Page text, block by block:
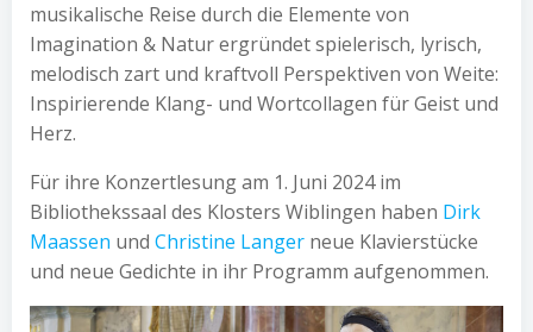
musikalische Reise durch die Elemente von
Imagination & Natur ergründet spielerisch, lyrisch,
melodisch zart und kraftvoll Perspektiven von Weite:
Inspirierende Klang- und Wortcollagen für Geist und
Herz.
Für ihre Konzertlesung am 1. Juni 2024 im
Bibliothekssaal des Klosters Wiblingen haben Dirk
Maassen und Christine Langer neue Klavierstücke
und neue Gedichte in ihr Programm aufgenommen.